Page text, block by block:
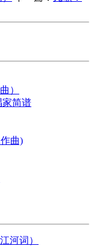
）
家简谱
曲)
河词）